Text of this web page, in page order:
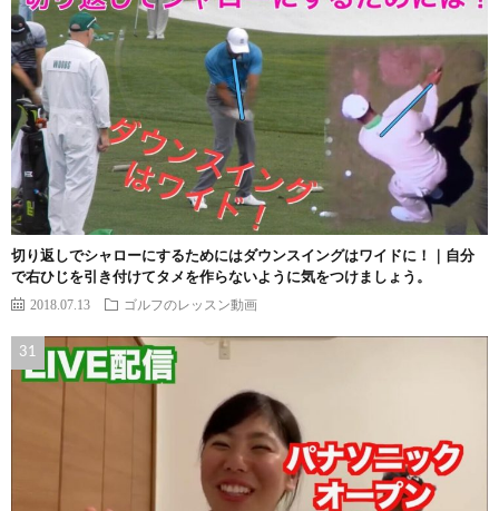
切り返しでシャローにするためにはダウンスイングはワイドに！｜自分
で右ひじを引き付けてタメを作らないように気をつけましょう。
2018.07.13 ゴルフのレッスン動画